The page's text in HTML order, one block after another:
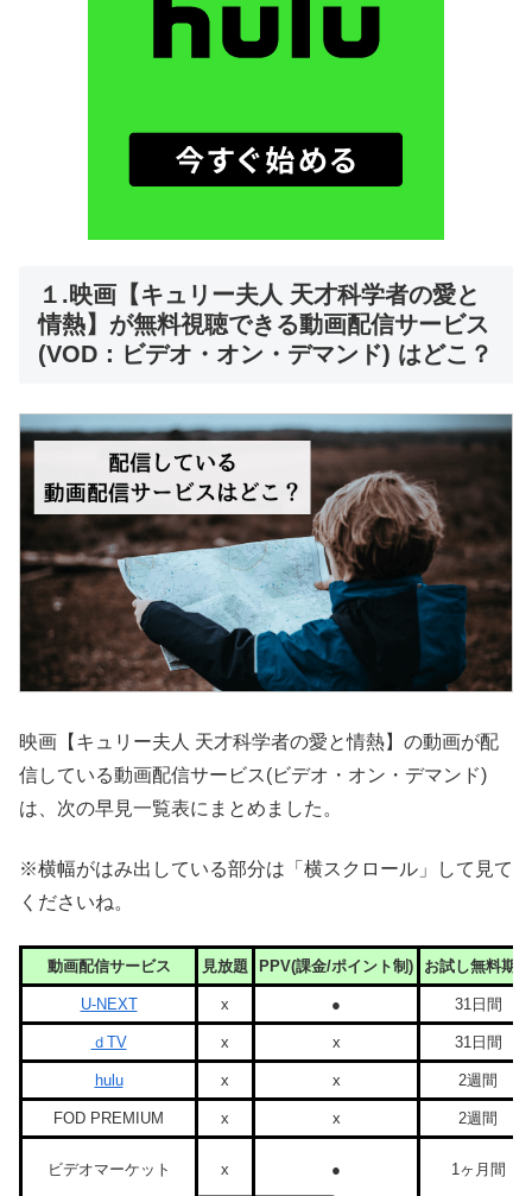
１.映画【キュリー夫人 天才科学者の愛と
情熱】が無料視聴できる動画配信サービス
(VOD：ビデオ・オン・デマンド) はどこ？
映画【キュリー夫人 天才科学者の愛と情熱】の動画が配
信している動画配信サービス(ビデオ・オン・デマンド)
は、次の早見一覧表にまとめました。
※横幅がはみ出している部分は「横スクロール」して見て
くださいね。
動画配信サービス 見放題 PPV(課金/ポイント制) お試し無料期間
U-NEXT x ● 31日間
ｄTV x x 31日間
hulu x x 2週間
FOD PREMIUM x x 2週間
ビデオマーケット x ● 1ヶ月間